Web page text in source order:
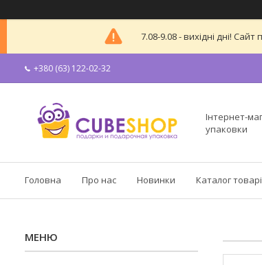
7.08-9.08 - вихідні дні!
+380 (63) 122-02-32
Інтернет-
упаковки
Головна Про нас Новинки Каталог